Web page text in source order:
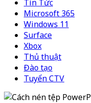
Tin Tức
Microsoft 365
Windows 11
Surface
Xbox
Thủ thuật
Đào tạo
Tuyển CTV